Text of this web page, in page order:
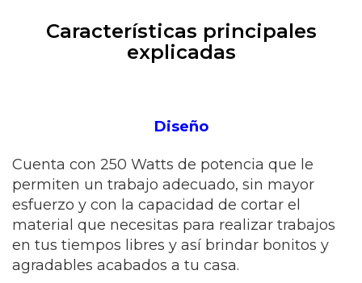
Características principales
explicadas
Diseño
Cuenta con 250 Watts de potencia que le
permiten un trabajo adecuado, sin mayor
esfuerzo y con la capacidad de cortar el
material que necesitas para realizar trabajos
en tus tiempos libres y así brindar bonitos y
agradables acabados a tu casa.